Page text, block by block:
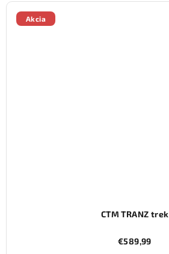
Akcia
CTM TRANZ trek
€589,99